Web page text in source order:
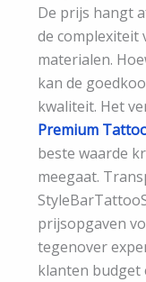
De prijs hangt
de complexiteit
materialen.
kan de
kwaliteit. Het
Premium
beste waarde
meegaat.
prijsopgaven
tegenover
klanten budget